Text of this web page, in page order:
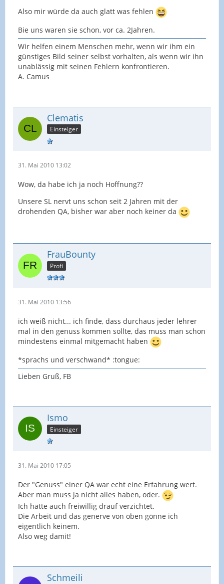
Also mir würde da auch glatt was fehlen
Bie uns waren sie schon, vor ca. 2Jahren.
Wir helfen einem Menschen mehr, wenn wir ihm ein
günstiges Bild seiner selbst vorhalten, als wenn wir ihn
unablässig mit seinen Fehlern konfrontieren.
A. Camus
Clematis
Einsteiger
31. Mai 2010 13:02
Wow, da habe ich ja noch Hoffnung??
Unsere SL nervt uns schon seit 2 Jahren mit der
drohenden QA, bisher war aber noch keiner da
FrauBounty
Profi
31. Mai 2010 13:56
ich weiß nicht... ich finde, dass durchaus jeder lehrer
mal in den genuss kommen sollte, das muss man schon
mindestens einmal mitgemacht haben
*sprachs und verschwand* :tongue:
Lieben Gruß, FB
Ismo
Einsteiger
31. Mai 2010 17:05
Der "Genuss" einer QA war echt eine Erfahrung wert.
Aber man muss ja nicht alles haben, oder.
Ich hätte auch freiwillig drauf verzichtet.
Die Arbeit und das generve von oben gönne ich
eigentlich keinem.
Also weg damit!
Schmeili